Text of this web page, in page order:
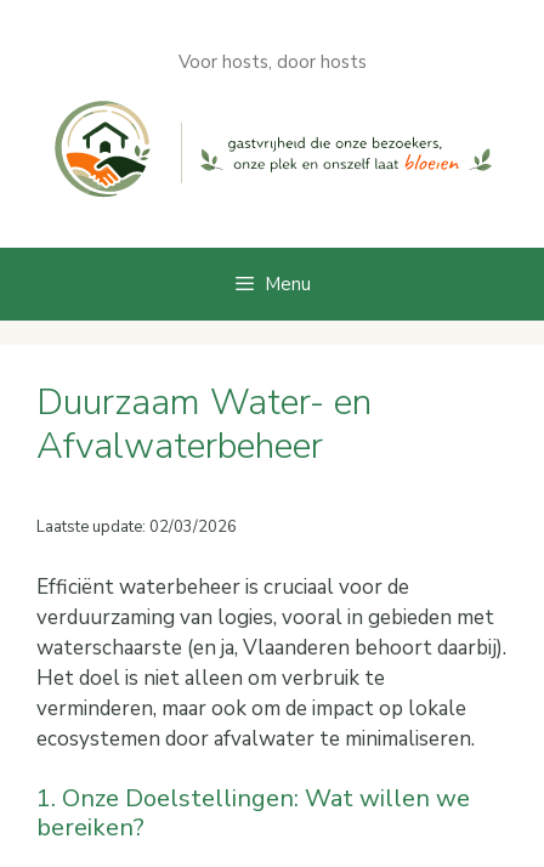
Voor hosts, door hosts
Menu
Duurzaam Water- en
Afvalwaterbeheer
Laatste update: 02/03/2026
Efficiënt waterbeheer is cruciaal voor de
verduurzaming van logies, vooral in gebieden met
waterschaarste (en ja, Vlaanderen behoort daarbij).
Het doel is niet alleen om verbruik te
verminderen, maar ook om de impact op lokale
ecosystemen door afvalwater te minimaliseren.
1. Onze Doelstellingen: Wat willen we
bereiken?